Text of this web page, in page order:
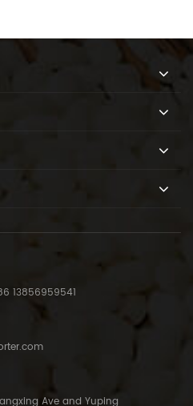
13856959541
Ave and Yuping